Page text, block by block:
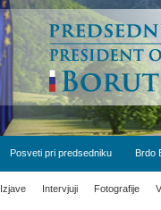
Posveti pri predsedniku Brdo
Izjave Intervjuji Fotografije